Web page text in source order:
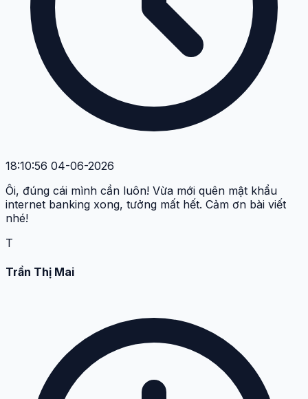
18:10:56 04-06-2026
Ôi, đúng cái mình cần luôn! Vừa mới quên mật khẩu
internet banking xong, tưởng mất hết. Cảm ơn bài viết
nhé!
T
Trần Thị Mai